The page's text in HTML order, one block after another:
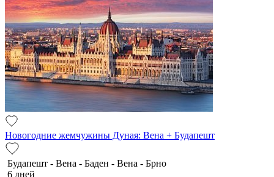
Новогодние жемчужины Дуная: Вена + Будапешт
Будапешт - Вена - Баден - Вена - Брно
6 дней